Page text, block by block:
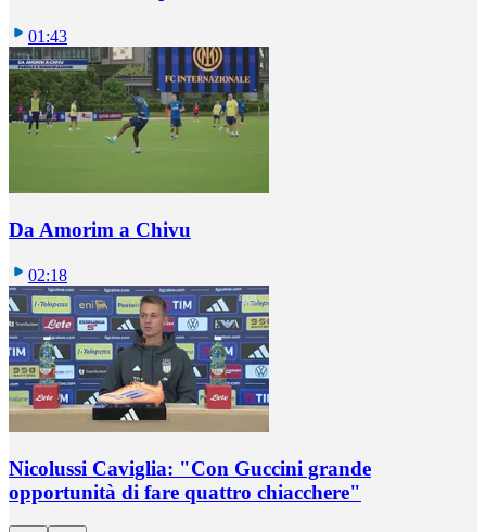
01:43
Da Amorim a Chivu
02:18
Nicolussi Caviglia: "Con Guccini grande
opportunità di fare quattro chiacchere"